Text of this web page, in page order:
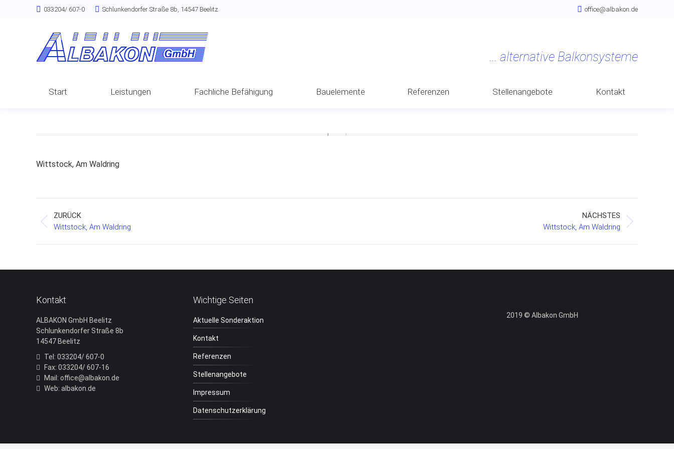
033204/ 607-0 Schlunkendorfer Straße 8b, 14547 Beelitz office@albakon.de
Start Leistungen Fachliche Befähigung Bauelemente Referenzen Stellenangebote Kontakt
Wittstock, Am Waldring
Project
navigation
ZURÜCK
Previous
Wittstock, Am Waldring
NÄCHSTES
Wittstock, Am Waldring
Kontakt
ALBAKON GmbH Beelitz
Schlunkendorfer Straße 8b
14547 Beelitz
Tel: 033204/ 607-0
Fax: 033204/ 607-16
Mail: office@albakon.de
Web: albakon.de
Wichtige Seiten
Aktuelle Sonderaktion
Kontakt
Referenzen
Stellenangebote
Impressum
Datenschutzerklärung
2019 © Albakon GmbH